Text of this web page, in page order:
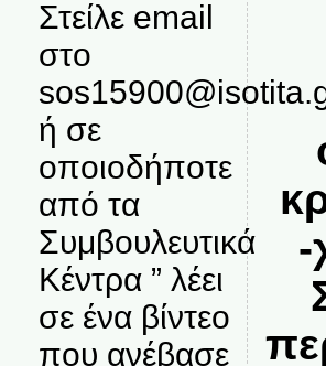
Στείλε email
στο
ή σε
οποιοδήποτε
από τα
Συμβουλευτικά
Κέντρα ” λέει
σε ένα βίντεο
που ανέβασε
-